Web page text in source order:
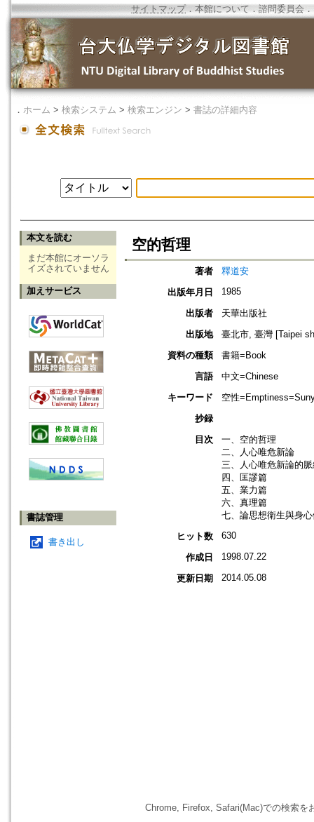
サイトマップ．本館について ． 諮問委員会 ．
． ホーム > 検索システム > 検索エンジン > 書誌の詳細内容
本文を読む
まだ本館にオーソラ
イズされていません
加えサービス
書誌管理
書き出し
空的哲理
著者
釋道安
出版年月日
1985
出版者
天華出版社
出版地
臺北市, 臺灣 [Taipei
資料の種類
書籍=Book
言語
中文=Chinese
キーワード
空性
抄録
目次
一、空的哲理
二、人心唯危新論
三、人心唯危新論的
四、匡謬篇
五、業力篇
六、真理篇
七、論思想衛生與身
ヒット数
630
作成日 1998.07.22
更新日期 2014.05.08
Chrome, Firefox, Safari(Mac)での検索を